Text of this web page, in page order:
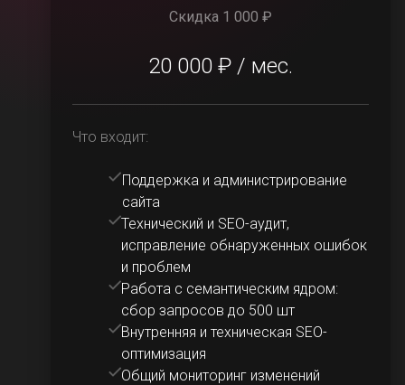
Скидка 1 000 ₽
20 000 ₽ / мес.
Что входит:
Поддержка и администрирование
сайта
Технический и SEO-аудит,
исправление обнаруженных ошибок
и проблем
Работа с семантическим ядром:
сбор запросов до 500 шт
Внутренняя и техническая SEO-
оптимизация
Общий мониторинг изменений